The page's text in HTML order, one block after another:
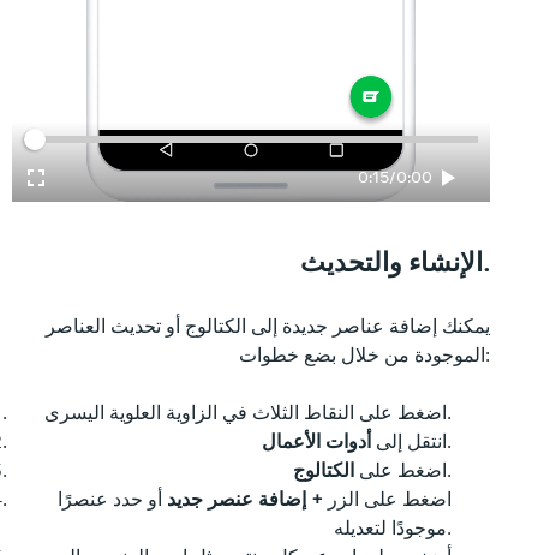
0:00
/
0:15
يمكنك إضافة عناصر جديدة إلى الكتالوج أو تحديث العناصر
انتقل إلى أدوات الأعمال
اضغط على الكتالوج
اضغط على الزر + إضافة عنصر جديد أو حدد عنصرًا